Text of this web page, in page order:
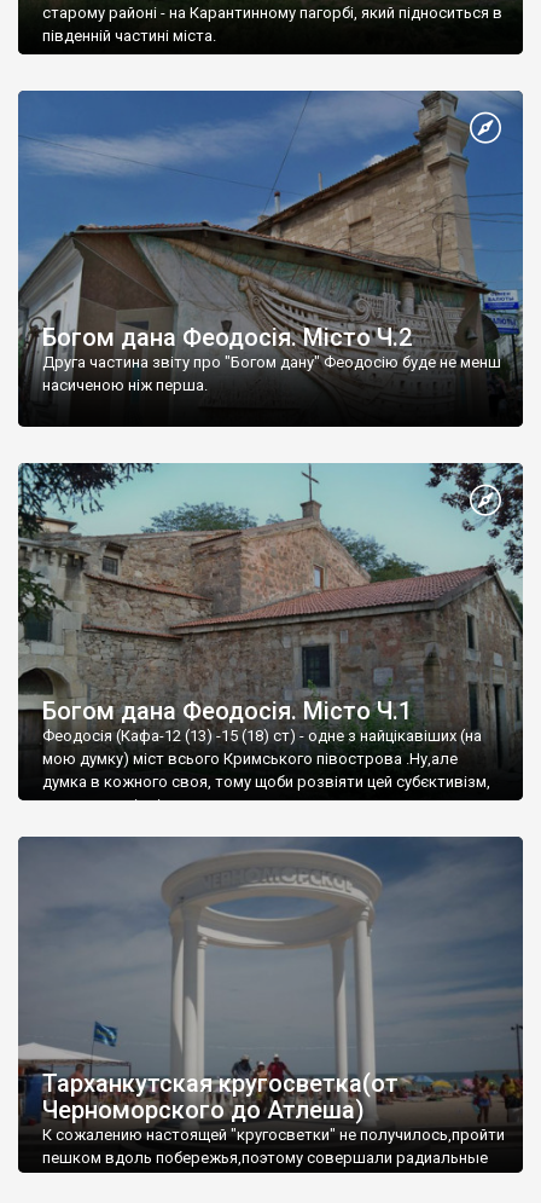
старому районі - на Карантинному пагорбі, який підноситься в
південній частині міста.
Богом дана Феодосія. Місто Ч.2
Друга частина звіту про "Богом дану" Феодосію буде не менш
насиченою ніж перша.
Богом дана Феодосія. Місто Ч.1
Феодосія (Кафа-12 (13) -15 (18) ст) - одне з найцікавіших (на
мою думку) міст всього Кримського півострова .Ну,але
думка в кожного своя, тому щоби розвіяти цей субєктивізм,
запрошую відвідати це
Тарханкутская кругосветка(от
Черноморского до Атлеша)
К сожалению настоящей "кругосветки" не получилось,пройти
пешком вдоль побережья,поэтому совершали радиальные